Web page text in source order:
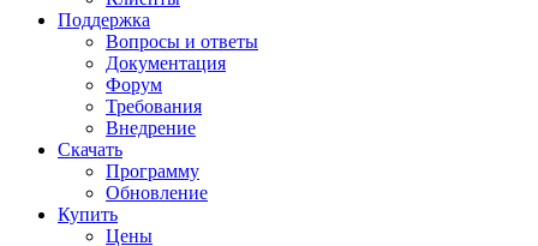
Поддержка
Вопросы и ответы
Документация
Форум
Требования
Внедрение
Скачать
Программу
Обновление
Купить
Цены